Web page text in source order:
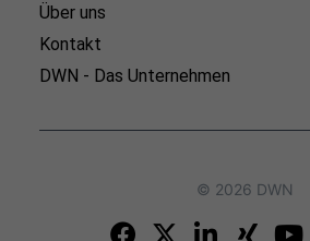
Über uns
Kontakt
DWN - Das Unternehmen
© 2026 DWN